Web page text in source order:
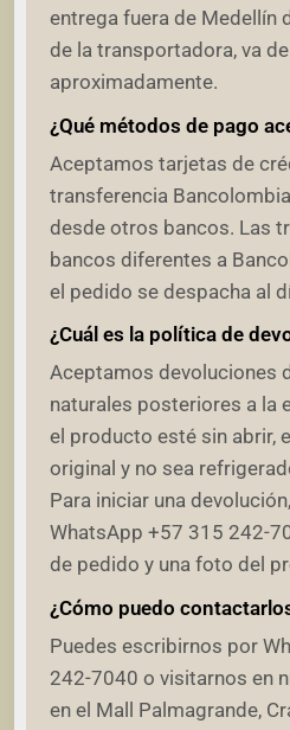
entrega fuera de Medellín
de la transportadora, va
aproximadamente.
¿Qué métodos de pago
Aceptamos tarjetas de
transferencia
desde otros bancos. Las
bancos diferentes a
el pedido se despacha al
¿Cuál es la política de
Aceptamos devoluciones
naturales posteriores a la
el producto esté sin abrir,
original y no sea
Para iniciar una
WhatsApp +57 315 242-
de pedido y una foto del
¿Cómo puedo
Puedes escribirnos por
242-7040 o visitarnos en
en el Mall Palmagrande,